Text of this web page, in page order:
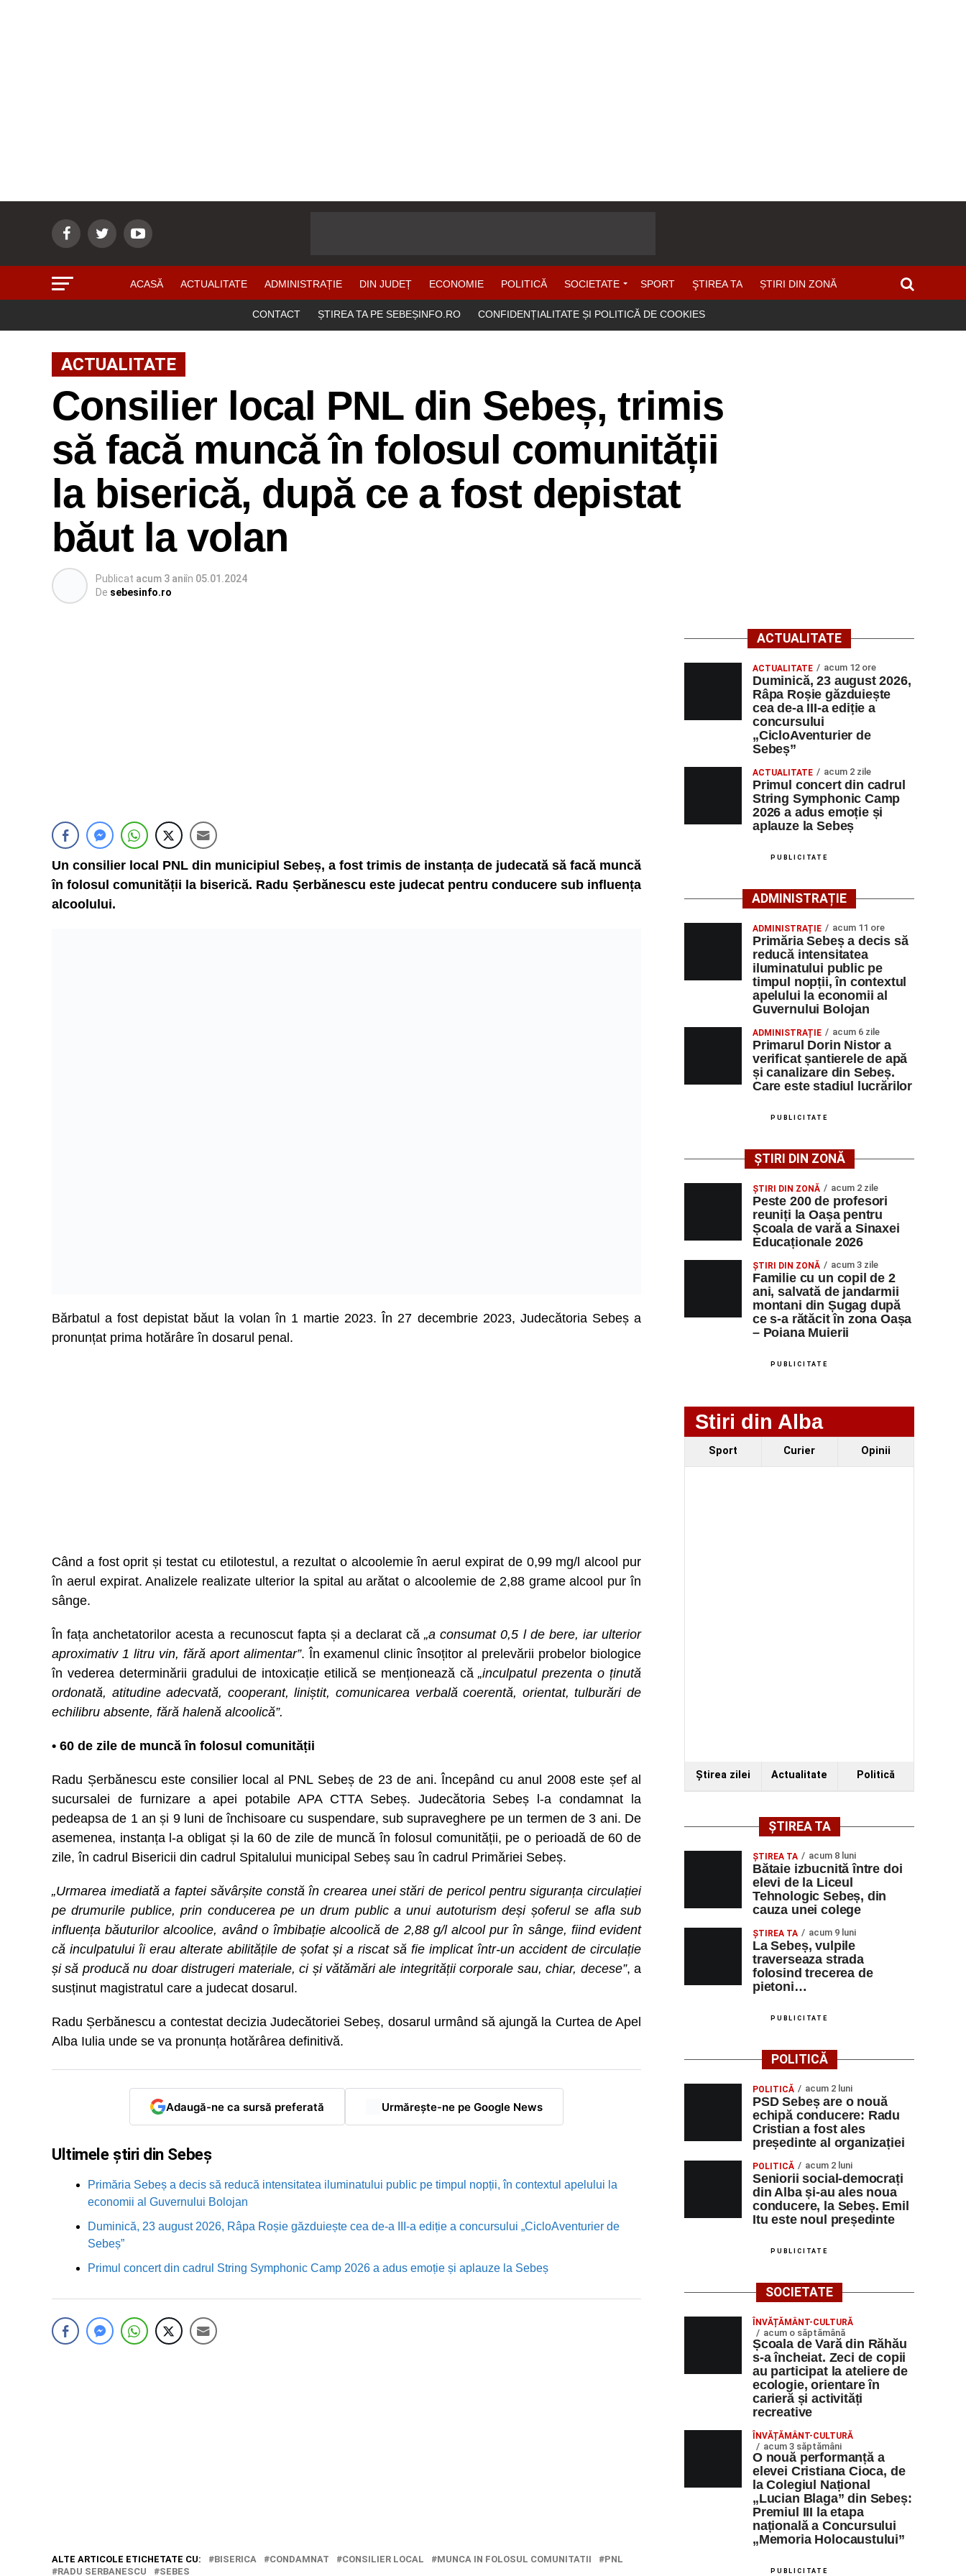
ACASĂ ACTUALITATE ADMINISTRAȚIE DIN JUDEȚ ECONOMIE POLITICĂ SOCIETATE SPORT ŞTIREA TA ȘTIRI DIN ZONĂ
CONTACT ȘTIREA TA PE SEBEȘINFO.RO CONFIDENȚIALITATE ȘI POLITICĂ DE COOKIES
ACTUALITATE
Consilier local PNL din Sebeș, trimis
să facă muncă în folosul comunității
la biserică, după ce a fost depistat
băut la volan
Publicat acum 3 aniîn 05.01.2024
De sebesinfo.ro
Un consilier local PNL din municipiul Sebeș, a fost trimis de instanța de judecată să facă muncă
în folosul comunității la biserică. Radu Șerbănescu este judecat pentru conducere sub influența
alcoolului.
Bărbatul a fost depistat băut la volan în 1 martie 2023. În 27 decembrie 2023, Judecătoria Sebeș a
pronunțat prima hotărâre în dosarul penal.
Când a fost oprit și testat cu etilotestul, a rezultat o alcoolemie în aerul expirat de 0,99 mg/l alcool pur
în aerul expirat. Analizele realizate ulterior la spital au arătat o alcoolemie de 2,88 grame alcool pur în
sânge.
În fața anchetatorilor acesta a recunoscut fapta și a declarat că„a consumat 0,5 l de bere, iar ulterior
aproximativ 1 litru vin, fără aport alimentar”. În examenul clinic însoțitor al prelevării probelor biologice
în vederea determinării gradului de intoxicație etilică se menționează că„inculpatul prezenta o ținută
ordonată, atitudine adecvată, cooperant, liniștit, comunicarea verbală coerentă, orientat, tulburări de
echilibru absente, fără halenă alcoolică”.
• 60 de zile de muncă în folosul comunității
Radu Șerbănescu este consilier local al PNL Sebeș de 23 de ani. Începând cu anul 2008 este șef al
sucursalei de furnizare a apei potabile APA CTTA Sebeș. Judecătoria Sebeș l-a condamnat la
pedeapsa de 1 an și 9 luni de închisoare cu suspendare, sub supraveghere pe un termen de 3 ani. De
asemenea, instanța l-a obligat și la 60 de zile de muncă în folosul comunității, pe o perioadă de 60 de
zile, în cadrul Bisericii din cadrul Spitalului municipal Sebeș sau în cadrul Primăriei Sebeș.
„Urmarea imediată a faptei săvârșite constă în crearea unei stări de pericol pentru siguranța circulației
pe drumurile publice, prin conducerea pe un drum public a unui autoturism deși șoferul se afla sub
influența băuturilor alcoolice, având o îmbibație alcoolică de 2,88 g/l alcool pur în sânge, fiind evident
că inculpatului îi erau alterate abilitățile de șofat și a riscat să fie implicat într-un accident de circulație
și să producă nu doar distrugeri materiale, ci și vătămări ale integrității corporale sau, chiar, decese”, a
susținut magistratul care a judecat dosarul.
Radu Șerbănescu a contestat decizia Judecătoriei Sebeș, dosarul urmând să ajungă la Curtea de Apel
Alba Iulia unde se va pronunța hotărârea definitivă.
Adaugă-ne ca sursă preferată Urmărește-ne pe Google News
Ultimele știri din Sebeș
Primăria Sebeș a decis să reducă intensitatea iluminatului public pe timpul nopții, în contextul apelului la
economii al Guvernului Bolojan
Duminică, 23 august 2026, Râpa Roșie găzduiește cea de-a III-a ediție a concursului „CicloAventurier de
Sebeș”
Primul concert din cadrul String Symphonic Camp 2026 a adus emoție și aplauze la Sebeș
ALTE ARTICOLE ETICHETATE CU: BISERICA CONDAMNAT CONSILIER LOCAL MUNCA IN FOLOSUL COMUNITATII
PNL
RADU SERBANESCU
SEBES
ACTUALITATE
ACTUALITATE acum 12 ore
Duminică, 23 august 2026,
Râpa Roșie găzduiește
cea de-a III-a ediție a
concursului
„CicloAventurier de
Sebeș”
ACTUALITATE acum 2 zile
Primul concert din cadrul
String Symphonic Camp
2026 a adus emoție și
aplauze la Sebeș
PUBLICITATE
ADMINISTRAȚIE
ADMINISTRAȚIE acum 11 ore
Primăria Sebeș a decis să
reducă intensitatea
iluminatului public pe
timpul nopții, în contextul
apelului la economii al
Guvernului Bolojan
ADMINISTRAȚIE acum 6 zile
Primarul Dorin Nistor a
verificat șantierele de apă
și canalizare din Sebeș.
Care este stadiul lucrărilor
PUBLICITATE
ȘTIRI DIN ZONĂ
ȘTIRI DIN ZONĂ acum 2 zile
Peste 200 de profesori
reuniți la Oașa pentru
Școala de vară a Sinaxei
Educaționale 2026
ȘTIRI DIN ZONĂ acum 3 zile
Familie cu un copil de 2
ani, salvată de jandarmii
montani din Șugag după
ce s-a rătăcit în zona Oașa
– Poiana Muierii
PUBLICITATE
Stiri din Alba
Sport Curier Opinii
Ştirea zilei Actualitate Politică
ȘTIREA TA
ŞTIREA TA acum 8 luni
Bătaie izbucnită între doi
elevi de la Liceul
Tehnologic Sebeș, din
cauza unei colege
ŞTIREA TA acum 9 luni
La Sebeș, vulpile
traverseaza strada
folosind trecerea de
pietoni…
PUBLICITATE
POLITICĂ
POLITICĂ acum 2 luni
PSD Sebeș are o nouă
echipă conducere: Radu
Cristian a fost ales
președinte al organizației
POLITICĂ acum 2 luni
Seniorii social-democrați
din Alba și-au ales noua
conducere, la Sebeș. Emil
Itu este noul președinte
PUBLICITATE
SOCIETATE
ÎNVĂȚĂMÂNT-CULTURĂ
acum o săptămână
Școala de Vară din Răhău
s-a încheiat. Zeci de copii
au participat la ateliere de
ecologie, orientare în
carieră și activități
recreative
ÎNVĂȚĂMÂNT-CULTURĂ
acum 3 săptămâni
O nouă performanță a
elevei Cristiana Cioca, de
la Colegiul Național
„Lucian Blaga” din Sebeș:
Premiul III la etapa
națională a Concursului
„Memoria Holocaustului”
PUBLICITATE